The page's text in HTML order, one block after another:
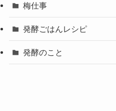
梅仕事
発酵ごはんレシピ
発酵のこと